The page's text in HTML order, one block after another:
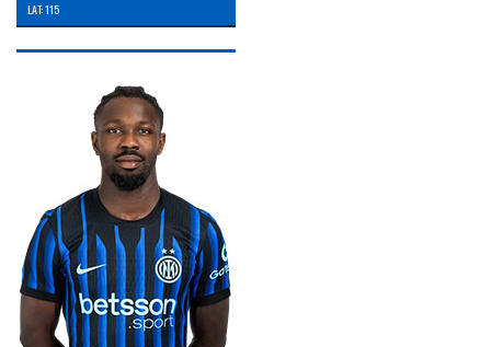
LAT: 115